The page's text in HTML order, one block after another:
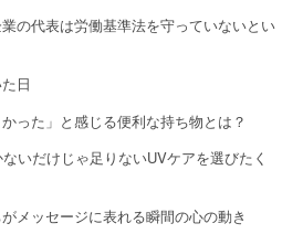
の代表は労働基準法を守っていないとい
日
った」と感じる便利な持ち物とは？
いだけじゃ足りないUVケアを選びたく
メッセージに表れる瞬間の心の動き